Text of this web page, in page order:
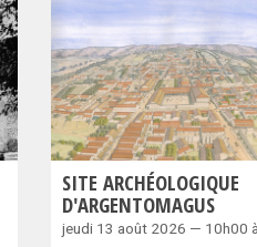
SITE ARCHÉOLOGIQUE
D'ARGENTOMAGUS
jeudi 13 août 2026 — 10h00